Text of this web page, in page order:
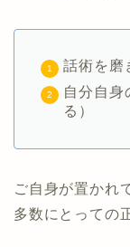
話術を磨
自分自身
る）
ご自身が置かれ
多数にとっての